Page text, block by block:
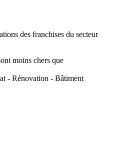
des franchises du secteur
moins chers que
- Rénovation - Bâtiment